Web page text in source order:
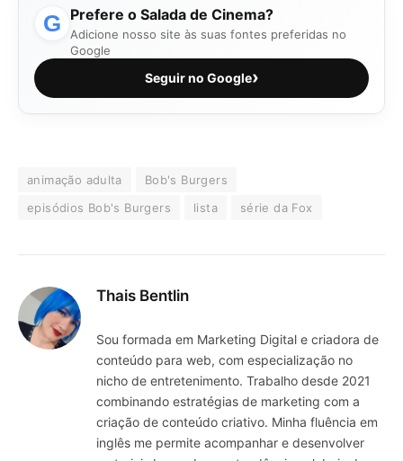
G Prefere o Salada de Cinema?
Adicione nosso site às suas fontes preferidas no
Google
Seguir no Google›
animação adulta
Bob's Burgers
episódios Bob's Burgers
lista série da Fox
Thais Bentlin
Sou formada em Marketing Digital e criadora de
conteúdo para web, com especialização no
nicho de entretenimento. Trabalho desde 2021
combinando estratégias de marketing com a
criação de conteúdo criativo. Minha fluência em
inglês me permite acompanhar e desenvolver